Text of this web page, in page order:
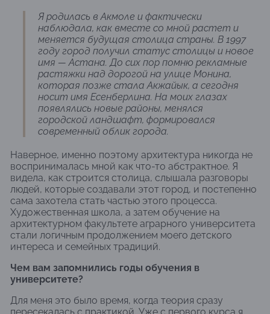
Я родилась в Акмоле и фактически
наблюдала, как вместе со мной растет и
меняется будущая столица страны. В 1997
году город получил статус столицы и новое
имя — Астана. До сих пор помню рекламные
растяжки над дорогой на улице Монина,
которая позже стала Акжайык, а сегодня
носит имя Есенберлина. На моих глазах
появлялись новые районы, менялся
городской ландшафт, формировался
современный облик города.
Наверное, именно поэтому архитектура никогда не
воспринималась мной как что-то абстрактное. Я
видела, как строится столица, слышала разговоры
людей, которые создавали этот город, и постепенно
сама захотела стать частью этого процесса.
Художественная школа, а затем обучение на
архитектурном факультете аграрного университета
стали логичным продолжением моего детского
интереса и семейных традиций.
Чем вам запомнились годы обучения в
университете?
Для меня это было время, когда теория сразу